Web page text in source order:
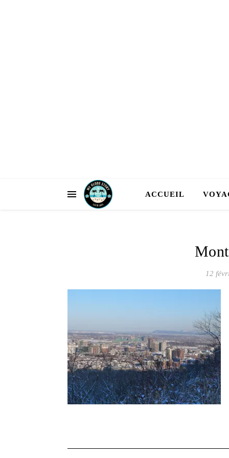
ACCUEIL
12